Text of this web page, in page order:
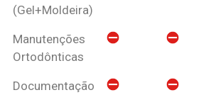
(Gel+Moldeira)
Manutenções
Ortodônticas
Documentação